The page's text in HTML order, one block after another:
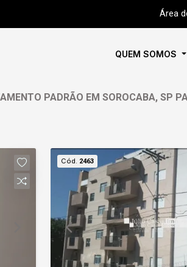
Área
QUEM SOMOS
PADRÃO EM SOROCABA, SP
Cód. 2463